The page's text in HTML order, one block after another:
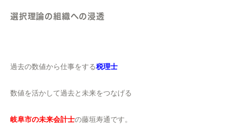
選択理論の組織への浸透
過去の数値から仕事をする税理士
数値を活かして過去と未来をつなげる
岐阜市の未来会計士の藤垣寿通です。